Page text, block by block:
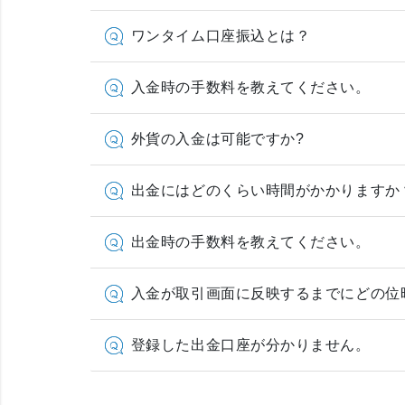
ワンタイム口座振込とは？
入金時の手数料を教えてください。
外貨の入金は可能ですか?
出金にはどのくらい時間がかかりますか
出金時の手数料を教えてください。
入金が取引画面に反映するまでにどの位
登録した出金口座が分かりません。